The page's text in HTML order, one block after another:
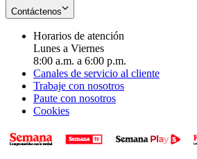
Contáctenos
Horarios de atención
Lunes a Viernes
8:00 a.m. a 6:00 p.m.
Canales de servicio al cliente
Trabaje con nosotros
Paute con nosotros
Cookies